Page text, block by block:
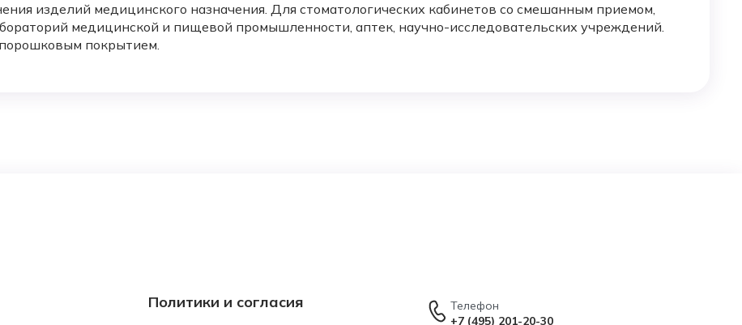
изделий медицинского назначения. Для стоматологических кабинетов со смешанным приемом,
медицинской и пищевой промышленности, аптек, научно-исследовательских учреждений.
покрытием.
Политики и согласия
Телефон
+7 (495) 201-20-30